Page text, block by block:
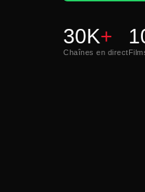
30K+
Chaînes en direct